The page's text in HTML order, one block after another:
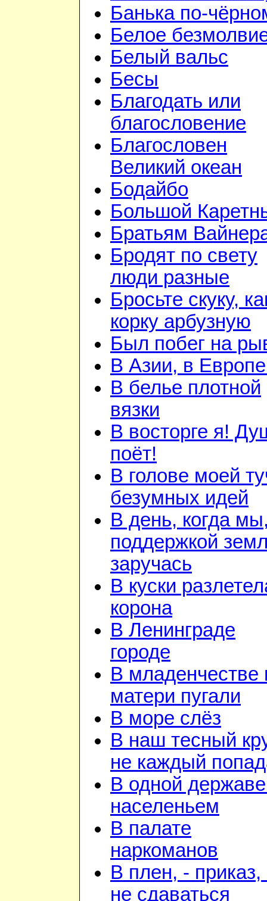
Банька по-
Белое
Белый вальс
Бесы
Благодать или
благословение
Благословен
Великий океан
Бодайбо
Большой
Братьям
Бродят по свету
люди разные
Бросьте скуку,
корку арбузную
Был побег на
В Азии, в
В белье плотной
вязки
В восторге я!
поёт!
В голове моей
безумных идей
В день, когда
поддержкой
заручась
В куски
корона
В Ленинграде
городе
В младенчестве
матери пугали
В море слёз
В наш тесный
не каждый
В одной
населеньем
В палате
наркоманов
В плен, - приказ,
не сдаваться